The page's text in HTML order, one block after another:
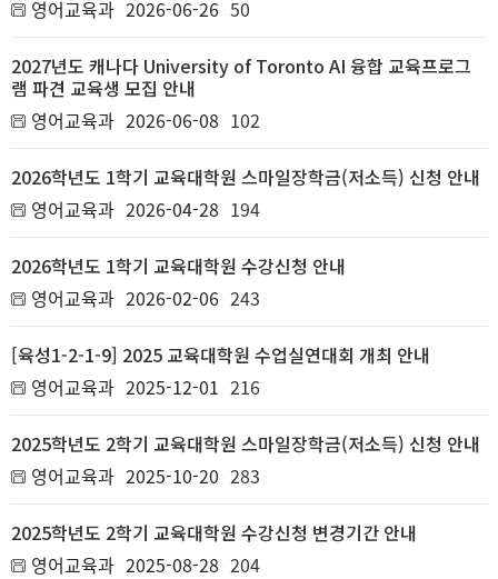
영어교육과 2026-06-26 50
2027년도 캐나다 University of Toronto AI 융합 교육프로그
램 파견 교육생 모집 안내
영어교육과 2026-06-08 102
2026학년도 1학기 교육대학원 스마일장학금(저소득) 신청 안내
영어교육과 2026-04-28 194
2026학년도 1학기 교육대학원 수강신청 안내
영어교육과 2026-02-06 243
[육성1-2-1-9] 2025 교육대학원 수업실연대회 개최 안내
영어교육과 2025-12-01 216
2025학년도 2학기 교육대학원 스마일장학금(저소득) 신청 안내
영어교육과 2025-10-20 283
2025학년도 2학기 교육대학원 수강신청 변경기간 안내
영어교육과 2025-08-28 204